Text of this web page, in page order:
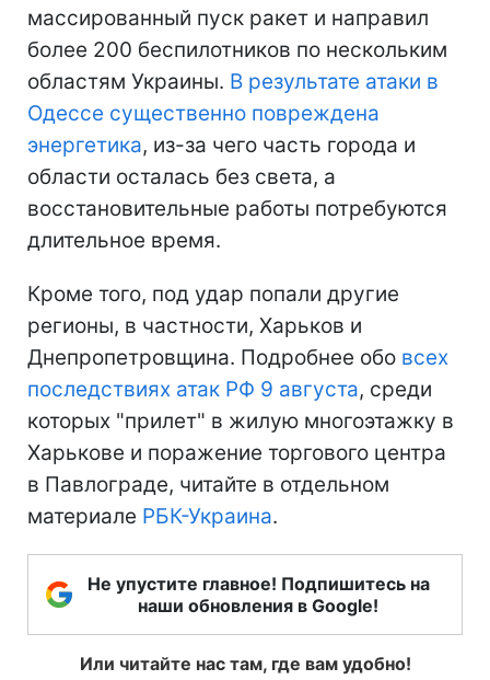
массированный пуск ракет и направил
более 200 беспилотников по нескольким
областям Украины. В результате атаки в
Одессе существенно повреждена
энергетика, из-за чего часть города и
области осталась без света, а
восстановительные работы потребуются
длительное время.
Кроме того, под удар попали другие
регионы, в частности, Харьков и
Днепропетровщина. Подробнее обо всех
последствиях атак РФ 9 августа, среди
которых "прилет" в жилую многоэтажку в
Харькове и поражение торгового центра
в Павлограде, читайте в отдельном
материале РБК-Украина.
Не упустите главное! Подпишитесь на
наши обновления в Google!
Или читайте нас там, где вам удобно!